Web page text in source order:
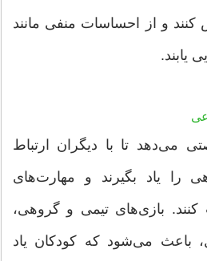
و از احساسات منفی مانند
یابند.
می‌دهد تا با دیگران ارتباط
را یاد بگیرند و مهارت‌های
کنند. بازی‌های تیمی و گروهی،
باعث می‌شود که کودکان یاد